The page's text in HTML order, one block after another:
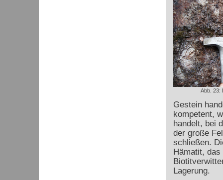
Abb. 23:
Gestein
kompetent,
handelt, bei
der große
schließen.
Hämatit, das
Lagerung.